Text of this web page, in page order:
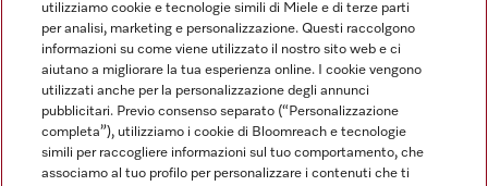
Impostazioni dei cookie
FINANZIAMENTO FINO A 50 MESI CON OPZIONE 10 E TASSO
ZERO
utilizziamo cookie e tecnologie simili di Miele e di terze parti
per analisi, marketing e personalizzazione. Questi raccolgono
informazioni su come viene utilizzato il nostro sito web e ci
aiutano a migliorare la tua esperienza online. I cookie vengono
utilizzati anche per la personalizzazione degli annunci
pubblicitari. Previo consenso separato (“Personalizzazione
completa”), utilizziamo i cookie di Bloomreach e tecnologie
simili per raccogliere informazioni sul tuo comportamento, che
associamo al tuo profilo per personalizzare i contenuti che ti